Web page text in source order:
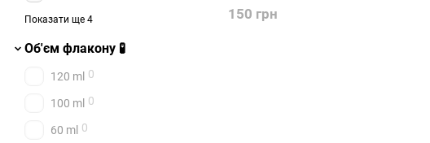
150 грн
DSM MONEY
Octolab
Lucky 31
Nebula 17
Elf Liq 20
Цукерки
Десертні 11
Тютюнові
Молочні
Показати ще 4
Об'єм флакону 🧪
120 ml 0
100 ml 0
60 ml 0